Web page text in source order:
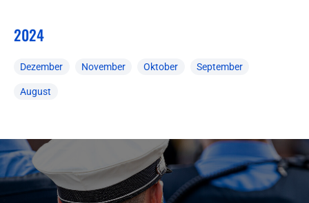
2024
Dezember November Oktober September
August